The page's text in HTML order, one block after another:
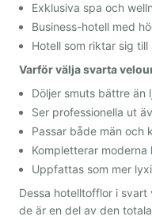
Exklusiva spa och
Business-hotell med
Hotell som riktar sig
Varför välja svarta
Döljer smuts bättre än
Ser professionella ut
Passar både män och
Kompletterar moderna
Uppfattas som mer
Dessa hotelltofflor i
de är en del av den